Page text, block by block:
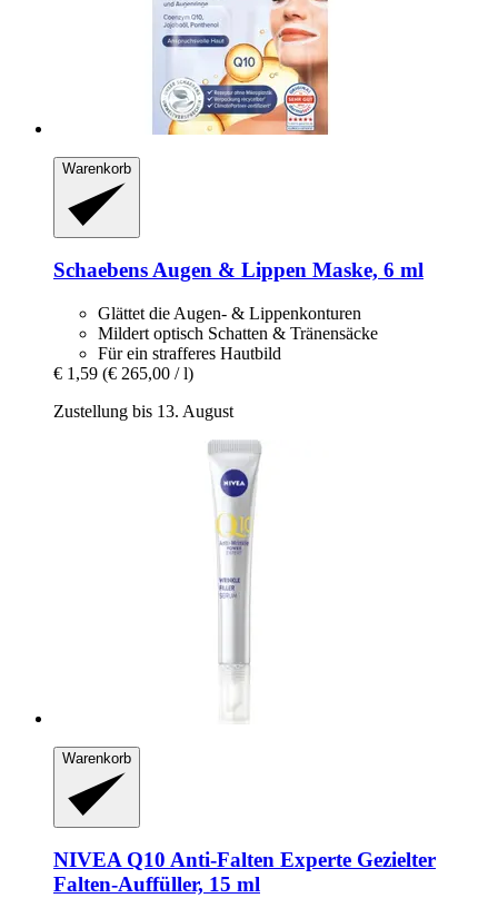
Warenkorb
SchaebensAugen & Lippen Maske, 6 ml
Glättet die Augen- & Lippenkonturen
Mildert optisch Schatten & Tränensäcke
Für ein strafferes Hautbild
€ 1,59 (€ 265,00 / l)
Zustellung bis 13. August
Warenkorb
NIVEAQ10 Anti-​Falten Experte Gezielter
Falten-​Auffüller, 15 ml